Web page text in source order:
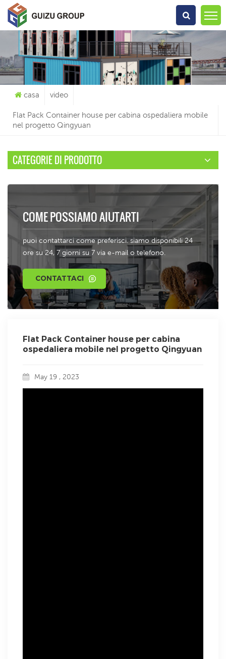
Che Cosa Sta Cercando?
casa video
Flat Pack Container house per cabina ospedaliera mobile
nel progetto Qingyuan
CATEGORIE DI PRODOTTO
COME POSSIAMO AIUTARTI
puoi contattarci come preferisci. siamo disponibili 24
ore su 24, 7 giorni su 7 via e-mail o telefono.
CONTATTACI
Flat Pack Container house per cabina
ospedaliera mobile nel progetto Qingyuan
May 19 , 2023